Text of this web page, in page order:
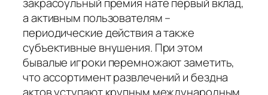
а активным пользователям –
периодические действия а также
субъективные внушения. При этом
бывалые игроки перемножают заметить,
что ассортимент развлечений и бездна
актов уступают крупным международным